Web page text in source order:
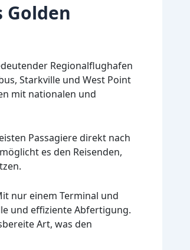
Golden
Regionalflughafen
Starkville und West Point
mit nationalen und
Passagiere direkt nach
es den Reisenden,
nur einem Terminal und
und effiziente Abfertigung.
Art, was den